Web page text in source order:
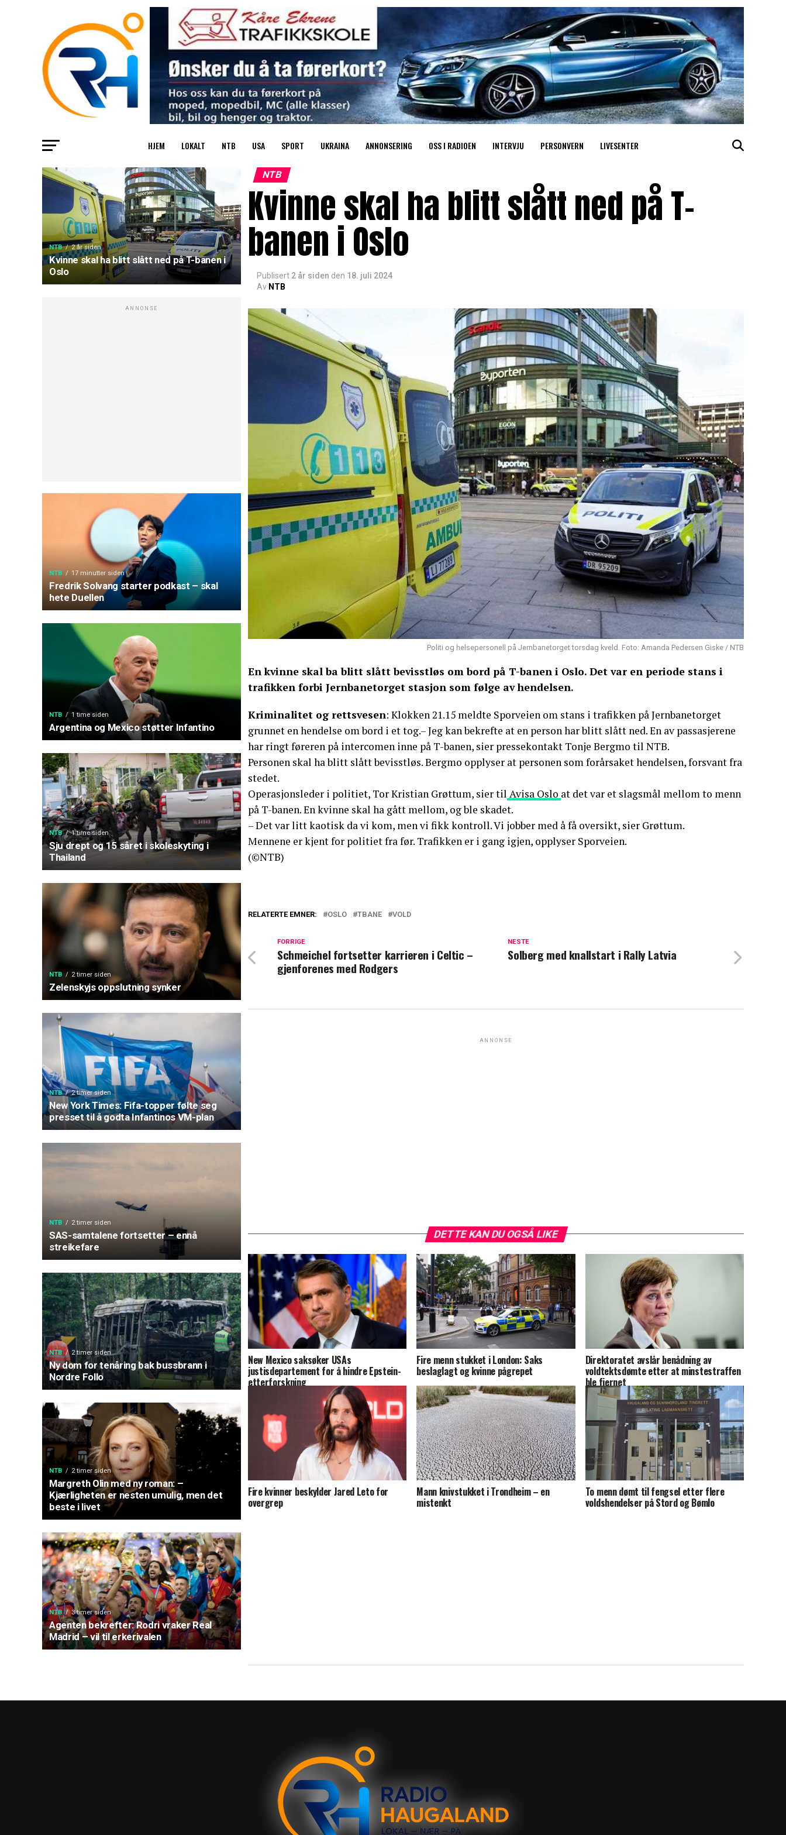
HJEM LOKALT NTB USA SPORT UKRAINA ANNONSERING OSS I RADIOEN INTERVJU PERSONVERN LIVESENTER
NTB 2 år siden
Kvinne skal ha blitt slått ned på T-banen i
Oslo
ANNONSE
NTB 17 minutter siden
Fredrik Solvang starter podkast – skal
hete Duellen
NTB 1 time siden
Argentina og Mexico støtter Infantino
NTB 1 time siden
Sju drept og 15 såret i skoleskyting i
Thailand
NTB 2 timer siden
Zelenskyjs oppslutning synker
NTB 2 timer siden
New York Times: Fifa-topper følte seg
presset til å godta Infantinos VM-plan
NTB 2 timer siden
SAS-samtalene fortsetter – ennå
streikefare
NTB 2 timer siden
Ny dom for tenåring bak bussbrann i
Nordre Follo
NTB 2 timer siden
Margreth Olin med ny roman: –
Kjærligheten er nesten umulig, men det
beste i livet
NTB 3 timer siden
Agenten bekrefter: Rodri vraker Real
Madrid – vil til erkerivalen
NTB
Kvinne skal ha blitt slått ned på T-
banen i Oslo
Publisert 2 år siden den 18. juli 2024
Av NTB
Politi og helsepersonell på Jernbanetorget torsdag kveld. Foto: Amanda Pedersen Giske / NTB
En kvinne skal ba blitt slått bevisstløs om bord på T-banen i Oslo. Det var en periode stans i
trafikken forbi Jernbanetorget stasjon som følge av hendelsen.
Kriminalitet og rettsvesen: Klokken 21.15 meldte Sporveien om stans i trafikken på Jernbanetorget
grunnet en hendelse om bord i et tog.– Jeg kan bekrefte at en person har blitt slått ned. En av passasjerene
har ringt føreren på intercomen inne på T-banen, sier pressekontakt Tonje Bergmo til NTB.
Personen skal ha blitt slått bevisstløs. Bergmo opplyser at personen som forårsaket hendelsen, forsvant fra
stedet.
Operasjonsleder i politiet, Tor Kristian Grøttum, sier til Avisa Oslo at det var et slagsmål mellom to menn
på T-banen. En kvinne skal ha gått mellom, og ble skadet.
– Det var litt kaotisk da vi kom, men vi fikk kontroll. Vi jobber med å få oversikt, sier Grøttum.
Mennene er kjent for politiet fra før. Trafikken er i gang igjen, opplyser Sporveien.
(©NTB)
RELATERTE EMNER: OSLO TBANE VOLD
NESTE
Solberg med knallstart i Rally Latvia
FORRIGE
Schmeichel fortsetter karrieren i Celtic –
gjenforenes med Rodgers
ANNONSE
DETTE KAN DU OGSÅ LIKE
New Mexico saksøker USAs
justisdepartement for å hindre Epstein-
etterforskning
Fire menn stukket i London: Saks
beslaglagt og kvinne pågrepet
Direktoratet avslår benådning av
voldtektsdømte etter at minstestraffen
ble fjernet
Fire kvinner beskylder Jared Leto for
overgrep
Mann knivstukket i Trondheim – en
mistenkt
To menn dømt til fengsel etter flere
voldshendelser på Stord og Bømlo